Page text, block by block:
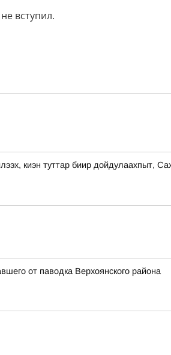
вступил.
киэн туттар биир дойдулаахпыт,
от паводка Верхоянского района